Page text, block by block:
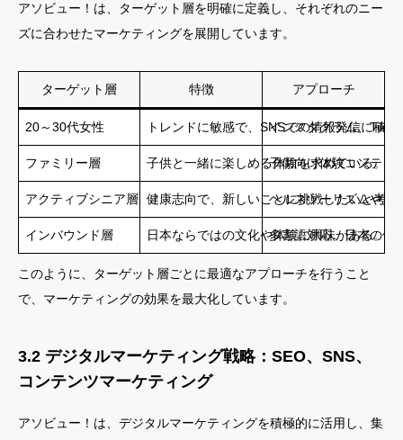
アソビュー！は、ターゲット層を明確に定義し、それぞれのニー
ズに合わせたマーケティングを展開しています。
ターゲット層 特徴 アプローチ
20～30代女性 トレンドに敏感で、SNSでの情報発信に積
インスタグラム、
ファミリー層 子供と一緒に楽しめる体験を求めている。
子供向け体験コンテン
アクティブシニア層 健康志向で、新しいことに挑戦したいと考
ヘルスツーリズムや文
インバウンド層 日本ならではの文化や体験に興味がある。
多言語対応。日本の伝
このように、ターゲット層ごとに最適なアプローチを行うこと
で、マーケティングの効果を最大化しています。
3.2 デジタルマーケティング戦略：SEO、SNS、
コンテンツマーケティング
アソビュー！は、デジタルマーケティングを積極的に活用し、集